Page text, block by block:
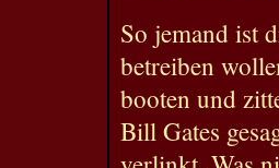
So jemand ist
betreiben
booten und
Bill Gates